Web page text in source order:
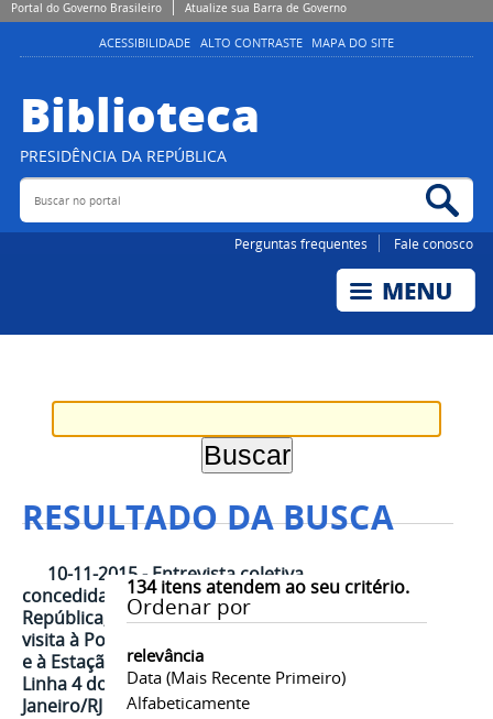
Portal do Governo Brasileiro Atualize sua Barra de Governo
ACESSIBILIDADE ALTO CONTRASTE MAPA DO SITE
Biblioteca
PRESIDÊNCIA DA REPÚBLICA
Buscar no portal
Perguntas frequentes Fale conosco
RESULTADO DA BUSCA
134itens atendem ao seu critério.
Ordenar por
relevância
Data (mais Recente Primeiro)
Alfabeticamente
10-11-2015 - Entrevista coletiva
concedida pela Presidenta da
República, Dilma Rousseff, após
visita à Ponte Estaiada Metroviária
e à Estação Jardim Oceânico da
Linha 4 do Metrô - Rio de
Janeiro/RJ